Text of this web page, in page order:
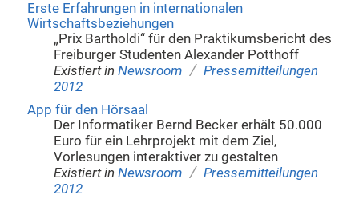
Erste Erfahrungen in internationalen
Wirtschaftsbeziehungen
„Prix Bartholdi“ für den Praktikumsbericht des
Freiburger Studenten Alexander Potthoff
Existiert in Newsroom / Pressemitteilungen
2012
App für den Hörsaal
Der Informatiker Bernd Becker erhält 50.000
Euro für ein Lehrprojekt mit dem Ziel,
Vorlesungen interaktiver zu gestalten
Existiert in Newsroom / Pressemitteilungen
2012